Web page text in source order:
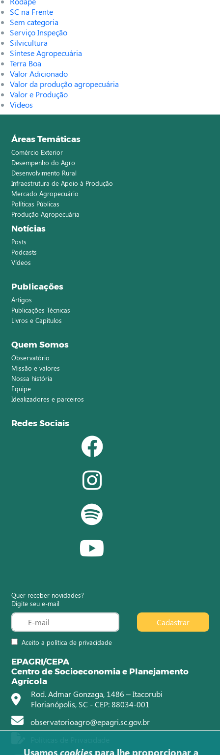
SC na Frente
Sem categoria
Serviço Inspeção
Silvicultura
Síntese Agropecuária
Terra Boa
Valor Adicionado
Valor da produção agropecuária
Valor e Produção
Vídeos
Áreas Temáticas
Comércio Exterior
Desempenho do Agro
Desenvolvimento Rural
Infraestrutura de Apoio à Produção
Mercado Agropecuário
Políticas Públicas
Produção Agropecuária
Notícias
Posts
Podcasts
Vídeos
Publicações
Artigos
Publicações Técnicas
Livros e Capítulos
Quem Somos
Observatório
Missão e valores
Nossa história
Equipe
Idealizadores e parceiros
Redes Sociais
Quer receber novidades?
Digite seu e-mail
Aceito a política de privacidade
Cadastrar
EPAGRI/CEPA
Centro de Socioeconomia e Planejamento
Agrícola
Rod. Admar Gonzaga, 1486 – Itacorubi
Florianópolis, SC - CEP: 88034-001
observatorioagro@epagri.sc.gov.br
Usamos cookies para lhe proporcionar a